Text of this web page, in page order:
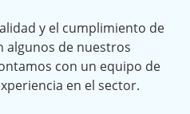
y el cumplimiento de
algunos de nuestros
con un equipo de
en el sector.